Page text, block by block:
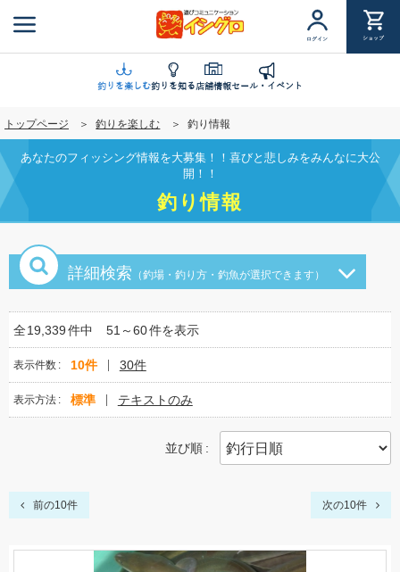
ン
に
移
動
ログイン ショップ
釣りを楽しむ釣りを知る店舗情報セール・イベント
トップページ 釣りを楽しむ 釣り情報
あなたのフィッシング情報を大募集！！喜びと悲しみをみんなに大公
開！！
釣り情報
詳細検索 （釣場・釣り方・釣魚が選択できます）
全19,339件中 51～60件を表示
表示件数 10件 30件
表示方法 標準 テキストのみ
並び順
前の10件 次の10件